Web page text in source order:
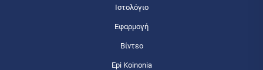
Ιστολόγιο
Εφαρμογή
Βίντεο
Epi Koinonia